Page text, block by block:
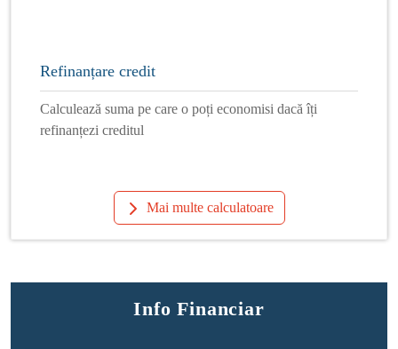
Refinanțare credit
Calculează suma pe care o poți economisi dacă îți
refinanțezi creditul
Mai multe calculatoare
Info Financiar